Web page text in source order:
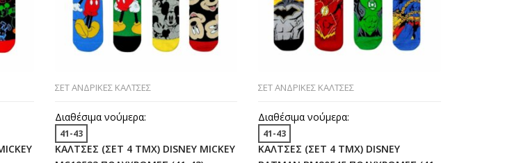
ΣΕΤ ΑΝΔΡΙΚΕΣ ΚΑΛΤΣΕΣ
Διαθέσιμα νούμερα:
41-43
ΚΑΛΤΣΕΣ (ΣΕΤ 4 ΤΜΧ) DISNEY MICKEY
ΣΕΤ ΑΝΔΡΙΚΕΣ ΚΑΛΤΣΕΣ
Διαθέσιμα νούμερα:
41-43
ΚΑΛΤΣΕΣ (ΣΕΤ 4 ΤΜΧ) DISNEY